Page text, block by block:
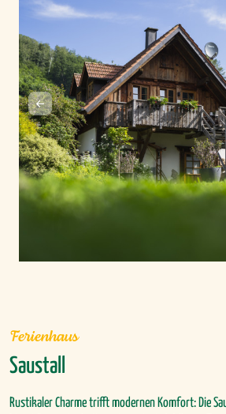
Ferienhaus
Saustall
Rustikaler Charme trifft modernen Komfort: Die